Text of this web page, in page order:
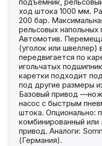
подъёмник,
ход штока 1000 мм.
200 бар.
рельсовых
Автомотив.
(уголок или швеллер)
передвигается по
игольчатых
каретки подходит
под другие размеры
Базовый привод
насос с быстрым
штока. Опционально:
комбинированный или
привод. Аналоги:
(Германия).